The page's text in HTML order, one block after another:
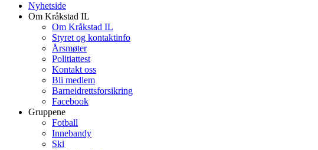
Nyhetside
Om Kråkstad IL
Om Kråkstad IL
Styret og kontaktinfo
Årsmøter
Politiattest
Kontakt oss
Bli medlem
Barneidrettsforsikring
Facebook
Gruppene
Fotball
Innebandy
Ski